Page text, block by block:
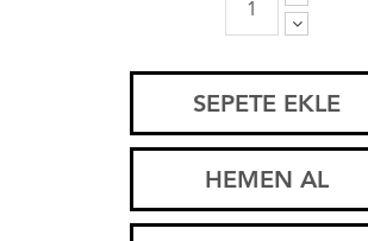
SEPETE EKLE
HEMEN AL